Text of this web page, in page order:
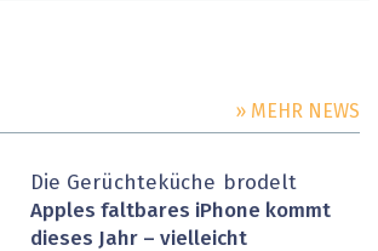
» MEHR NEWS
Die Gerüchteküche brodelt
Apples faltbares iPhone kommt
dieses Jahr – vielleicht